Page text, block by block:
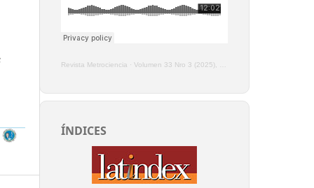
Revista Metrociencia · Volumen 33 Nro 3 (2025), Enero - Marzo
ÍNDICES